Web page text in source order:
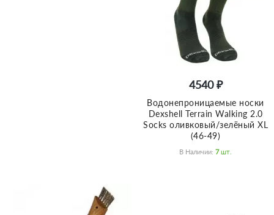
4540 ₽
Водонепроницаемые носки
Dexshell Terrain Walking 2.0
Socks оливковый/зелёный XL
(46-49)
В Наличии: 7 Шт.